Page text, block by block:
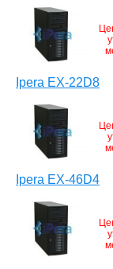
Ipera EX-22D8
Ipera EX-46D4